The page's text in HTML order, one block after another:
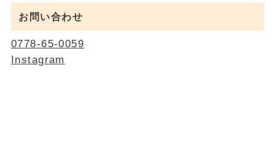
お問い合わせ
0778-65-0059
Instagram